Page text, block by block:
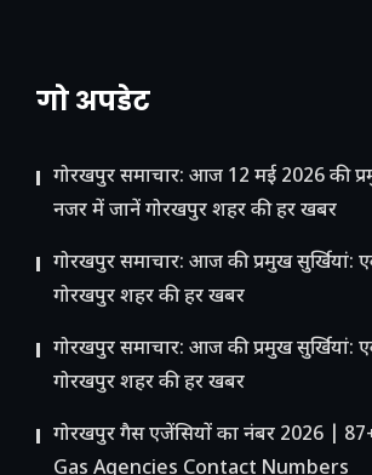
गो अपडेट
गोरखपुर समाचार: आज 12 मई 2026 की
नजर में जानें गोरखपुर शहर की हर खबर
गोरखपुर समाचार: आज की प्रमुख सुर्खियां:
गोरखपुर शहर की हर खबर
गोरखपुर समाचार: आज की प्रमुख सुर्खियां:
गोरखपुर शहर की हर खबर
गोरखपुर गैस एजेंसियों का नंबर 2026 |
Gas Agencies Contact Numbers